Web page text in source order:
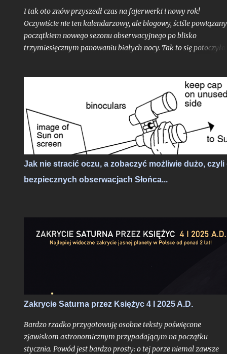
I tak oto znów przyszedł czas na fajerwerki i nowy rok!
Oczywiście nie ten kalendarzowy, ale blogowy, ściśle
początkiem nowego sezonu obserwacyjnego po blisko
trzymiesięcznym panowaniu białych nocy. Tak to się
Ziemia niedługo po aphelium i maksymalnym dystansie od
Słońca w ciągu roku, zamyka swoje kolejne, już siedemnaste,
okrążenie wokół naszej Dziennej Gwiazdy odkąd w
nieskończonych czeluściach Internetu otrzymaliście pierwszy,
niepozorny wpis, dający początek temu blogowi. Z punktu
widzenia cyklu życia gwiazd ciągu głównego jak właśnie
bohater tutejszych wpisów oddalony od nas o 8 minut
- to praktycznie niezauważalne mrugnięcie oka. Ale w realiach
cyfrowych?
Jak nie stracić oczu, a zobaczyć możliwie dużo, czyli
bezpiecznych obserwacjach Słońca...
Zakrycie Saturna przez Księżyc 4 I 2025 A.D.
Bardzo rzadko przygotowuję osobne teksty poświęcone
zjawiskom astronomicznym przypadającym na początku
stycznia. Powód jest bardzo prosty: o tej porze niemal zawsze